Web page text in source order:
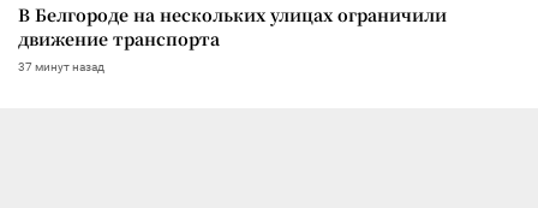
В Белгороде на нескольких улицах ограничили
движение транспорта
37 минут назад